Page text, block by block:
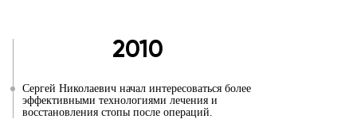
2010
Сергей Николаевич начал интересоваться более
эффективными технологиями лечения и
восстановления стопы после операций.